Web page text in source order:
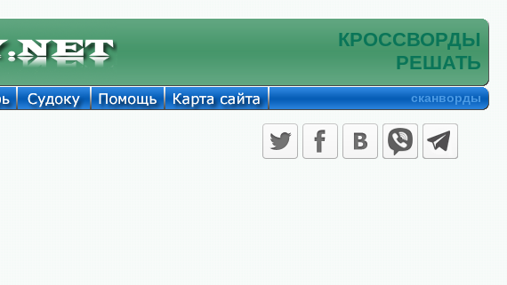
КРОССВОРДЫ
РЕШАТЬ
сканворды